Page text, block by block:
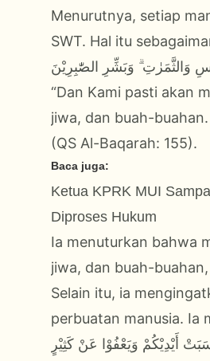
Menurutnya, setiap
SWT. Hal itu
وَالثَّمَرٰتِ ۗ وَبَشِّرِ الصّٰبِرِيْنَ
“Dan Kami pasti akan
jiwa, dan buah-
(QS Al-Baqarah: 155).
Baca juga:
Ketua KPRK MUI
Diproses Hukum
Ia menuturkan bahwa
jiwa, dan buah-
Selain itu, ia
perbuatan manusia. Ia
أَيْدِيْكُمْ وَيَعْفُوْا عَنْ كَثِيْرٍ